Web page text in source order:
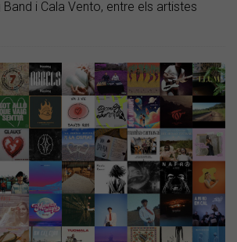
Band i Cala Vento, entre els artistes